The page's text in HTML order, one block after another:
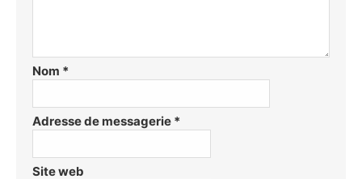
Nom *
Adresse de messagerie *
Site web